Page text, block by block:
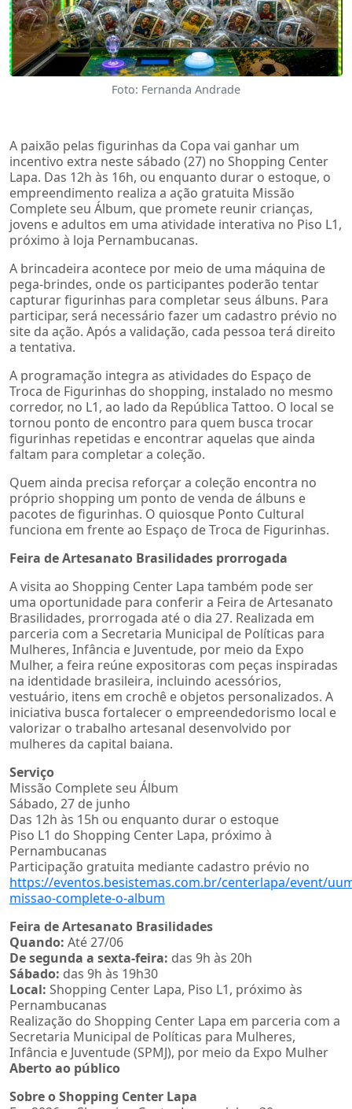
Foto: Fernanda Andrade
A paixão pelas figurinhas da Copa vai ganhar um
incentivo extra neste sábado (27) no Shopping Center
Lapa. Das 12h às 16h, ou enquanto durar o estoque, o
empreendimento realiza a ação gratuita Missão
Complete seu Álbum, que promete reunir crianças,
jovens e adultos em uma atividade interativa no Piso L1,
próximo à loja Pernambucanas.
A brincadeira acontece por meio de uma máquina de
pega-brindes, onde os participantes poderão tentar
capturar figurinhas para completar seus álbuns. Para
participar, será necessário fazer um cadastro prévio no
site da ação. Após a validação, cada pessoa terá direito
a tentativa.
A programação integra as atividades do Espaço de
Troca de Figurinhas do shopping, instalado no mesmo
corredor, no L1, ao lado da República Tattoo. O local se
tornou ponto de encontro para quem busca trocar
figurinhas repetidas e encontrar aquelas que ainda
faltam para completar a coleção.
Quem ainda precisa reforçar a coleção encontra no
próprio shopping um ponto de venda de álbuns e
pacotes de figurinhas. O quiosque Ponto Cultural
funciona em frente ao Espaço de Troca de Figurinhas.
Feira de Artesanato Brasilidades prorrogada
A visita ao Shopping Center Lapa também pode ser
uma oportunidade para conferir a Feira de Artesanato
Brasilidades, prorrogada até o dia 27. Realizada em
parceria com a Secretaria Municipal de Políticas para
Mulheres, Infância e Juventude, por meio da Expo
Mulher, a feira reúne expositoras com peças inspiradas
na identidade brasileira, incluindo acessórios,
vestuário, itens em crochê e objetos personalizados. A
iniciativa busca fortalecer o empreendedorismo local e
valorizar o trabalho artesanal desenvolvido por
mulheres da capital baiana.
Serviço
Missão Complete seu Álbum
Sábado, 27 de junho
Das 12h às 15h ou enquanto durar o estoque
Piso L1 do Shopping Center Lapa, próximo à
Pernambucanas
Participação gratuita mediante cadastro prévio no
https://eventos.besistemas.com.br/centerlapa/event/
missao-complete-o-album
Feira de Artesanato Brasilidades
Quando: Até 27/06
De segunda a sexta-feira: das 9h às 20h
Sábado: das 9h às 19h30
Local: Shopping Center Lapa, Piso L1, próximo às
Pernambucanas
Realização do Shopping Center Lapa em parceria com a
Secretaria Municipal de Políticas para Mulheres,
Infância e Juventude (SPMJ), por meio da Expo Mulher
Aberto ao público
Sobre o Shopping Center Lapa